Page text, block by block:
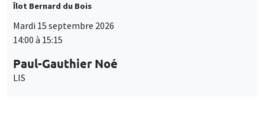
Îlot Bernard du Bois
Mardi 15 septembre 2026
14:00 à 15:15
Paul-Gauthier Noé
LIS